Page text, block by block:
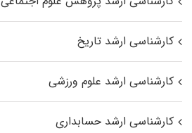
کارشناسی ارشد تاریخ
کارشناسی ارشد علوم ورزشی
کارشناسی ارشد حسابداری